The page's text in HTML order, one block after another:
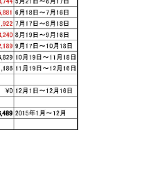
見学予約
お問い合わせ